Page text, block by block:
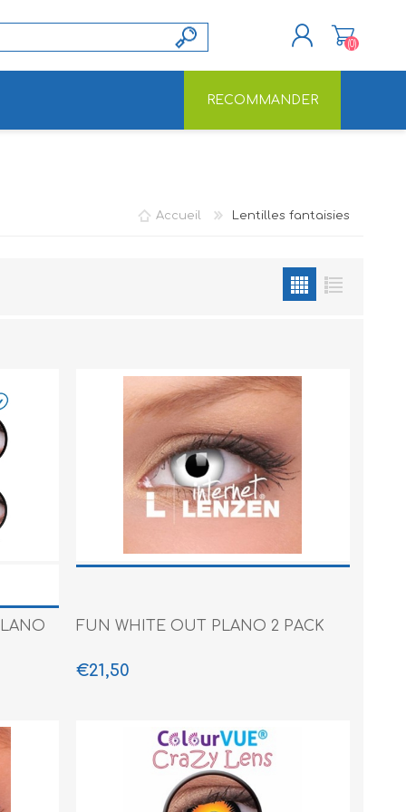
(0)
RECOMMANDER
Accueil Lentilles fantaisies
FUN WHITE OUT PLANO 2 PACK
€21,50